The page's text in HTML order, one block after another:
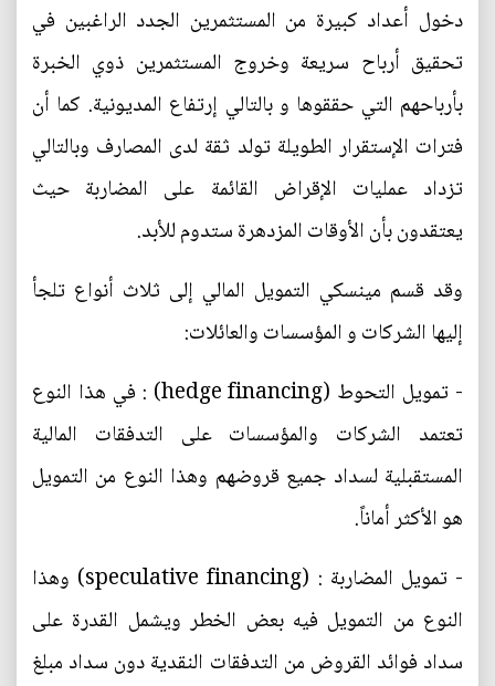
دخول أعداد كبيرة من المستثمرين الجدد الراغبين في
تحقيق أرباح سريعة وخروج المستثمرين ذوي الخبرة
بأرباحهم التي حققوها و بالتالي إرتفاع المديونية. كما أن
فترات الإستقرار الطويلة تولد ثقة لدى المصارف وبالتالي
تزداد عمليات الإقراض القائمة على المضاربة حيث
يعتقدون بأن الأوقات المزدهرة ستدوم للأبد.
وقد قسم مينسكي التمويل المالي إلى ثلاث أنواع تلجأ
إليها الشركات و المؤسسات والعائلات:
- تمويل التحوط (hedge financing) : في هذا النوع
تعتمد الشركات والمؤسسات على التدفقات المالية
المستقبلية لسداد جميع قروضهم وهذا النوع من التمويل
هو الأكثر أماناً.
- تمويل المضاربة : (speculative financing) وهذا
النوع من التمويل فيه بعض الخطر ويشمل القدرة على
سداد فوائد القروض من التدفقات النقدية دون سداد مبلغ